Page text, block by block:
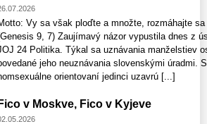
Vy sa však ploďte a množte, rozmáhajte
9, 7) Zaujímavý názor vypustila dnes z
24 Politika. Týkal sa uznávania manželstiev
jeho neuznávania slovenskými úradmi.
orientovaní jedinci uzavrú [...]
Fico v Moskve, Fico v Kyjeve